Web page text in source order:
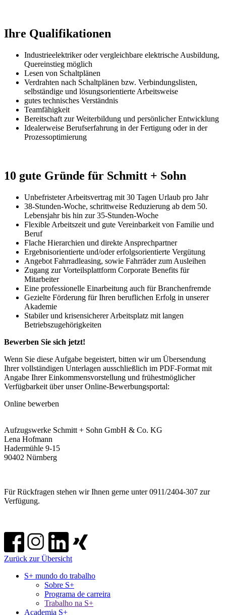
Ihre Qualifikationen
Industrieelektriker oder vergleichbare elektrische Ausbildung,
Quereinstieg möglich
Lesen von Schaltplänen
Verdrahten nach Schaltplänen bzw. Verbindungslisten,
selbständige und lösungsorientierte Arbeitsweise
gutes technisches Verständnis
Teamfähigkeit
Bereitschaft zur Weiterbildung und persönlicher Entwicklung
Idealerweise Berufserfahrung in der Fertigung oder in der
Prozessoptimierung
10 gute Gründe für Schmitt + Sohn
Unbefristeter Arbeitsvertrag mit 30 Tagen Urlaub pro Jahr
38-Stunden-Woche, schrittweise Reduzierung ab dem 50.
Lebensjahr bis hin zur 35-Stunden-Woche
Flexible Arbeitszeit und gute Vereinbarkeit von Familie und
Beruf
Flache Hierarchien und direkte Ansprechpartner
Ergebnisorientierte und/oder erfolgsorientierte Vergütung
Angebot Fahrradleasing, sowie Fahrräder zum Ausleihen
Zugang zur Vorteilsplattform Corporate Benefits für
Mitarbeiter
Eine professionelle Einarbeitung auch für Branchenfremde
Gezielte Förderung für Ihren beruflichen Erfolg in unserer
Akademie
Stabiler und krisensicherer Arbeitsplatz mit langen
Betriebszugehörigkeiten
Bewerben Sie sich jetzt!
Wenn Sie diese Aufgabe begeistert, bitten wir um Übersendung
Ihrer vollständigen Unterlagen ausschließlich im PDF-Format mit
Angabe Ihrer Einkommensvorstellung und frühestmöglicher
Verfügbarkeit über unser Online-Bewerbungsportal:
Online bewerben
Aufzugswerke Schmitt + Sohn GmbH & Co. KG
Lena Hofmann
Hadermühle 9-15
90402 Nürnberg
Für Rückfragen stehen wir Ihnen gerne unter 0911/2404-307 zur
Verfügung.
Zurück zur Übersicht
S+ mundo do trabalho
Sobre S+
Programa de carreira
Trabalho na S+
Academia S+